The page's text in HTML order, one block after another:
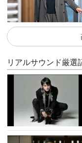
リアルサウンド厳選